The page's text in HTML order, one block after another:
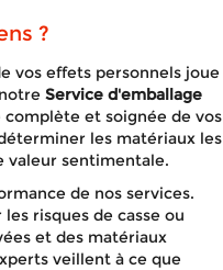
NOUS !
?
vos effets personnels joue
Service d'emballage
complète et soignée de vos
les matériaux les
valeur sentimentale.
de nos services.
risques de casse ou
et des matériaux
veillent à ce que